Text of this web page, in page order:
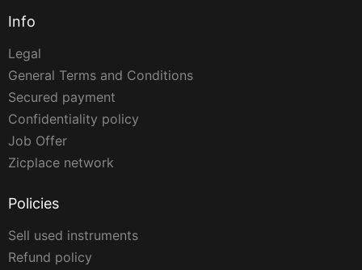
Info
Legal
General Terms and Conditions
Secured payment
Confidentiality policy
Job Offer
Zicplace network
Policies
Sell used instruments
Refund policy